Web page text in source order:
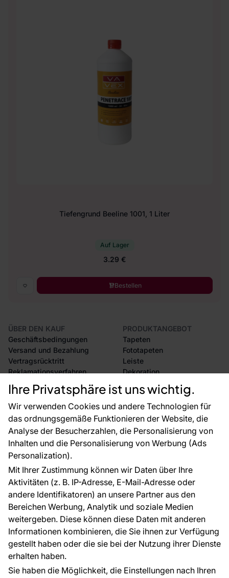
Ihre Privatsphäre ist uns wichtig.
Wir verwenden Cookies und andere Technologien für
das ordnungsgemäße Funktionieren der Website, die
Analyse der Besucherzahlen, die Personalisierung von
Inhalten und die Personalisierung von Werbung (Ads
Personalization).
Mit Ihrer Zustimmung können wir Daten über Ihre
Aktivitäten (z. B. IP-Adresse, E-Mail-Adresse oder
andere Identifikatoren) an unsere Partner aus den
Bereichen Werbung, Analytik und soziale Medien
weitergeben. Diese können diese Daten mit anderen
Informationen kombinieren, die Sie ihnen zur Verfügung
gestellt haben oder die sie bei der Nutzung ihrer Dienste
erhalten haben.
Sie haben die Möglichkeit, die Einstellungen nach Ihren
Tiefengrund Beeline 1001, 1 Liter
Auf Lager
3.29 €
Bestellen
ÜBER DEN KAUF
Geschäftsbedingungen
Versand und Bezahlung
Vertragsrücktritt
Reklamationsverfahren
Rücksendung von Waren
CE-Zertifizierung
Großhandel
Raumvisualisierung
PRODUKTANGEBOT
Tapeten
Fototapeten
Leiste
Dekoration
Selbstklebende Folien
Zubehör
Tapetenmuster
FÜR SIE
Blog
EU-Projekte
Ratschläge und Tipps
FAQ
ÜBER DAS UNTERNEHMEN
Kontakt
Haben Sie Fragen? Wir helfen Ihnen gerne weiter
und beraten Sie persönlich.